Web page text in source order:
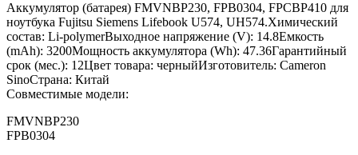
Аккумулятор (батарея) FMVNBP230, FPB0304, FPCBP410 для
ноутбука Fujitsu Siemens Lifebook U574, UH574.Химический
состав: Li-polymerВыходное напряжение (V): 14.8Емкость
(mAh): 3200Мощность аккумулятора (Wh): 47.36Гарантийный
срок (мес.): 12Цвет товара: черныйИзготовитель: Cameron
SinoСтрана: Китай
Совместимые модели:
FMVNBP230
FPB0304